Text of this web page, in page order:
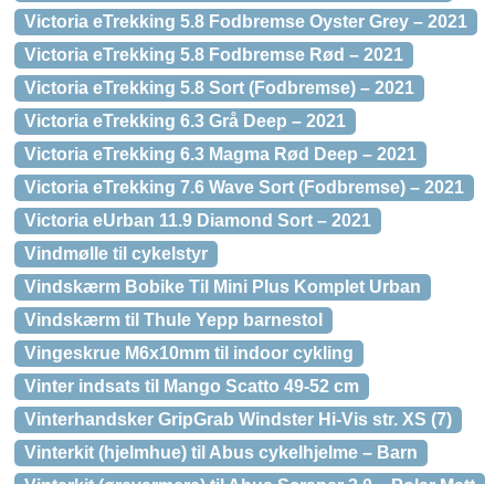
Victoria eTrekking 5.8 Fodbremse Oyster Grey – 2021
Victoria eTrekking 5.8 Fodbremse Rød – 2021
Victoria eTrekking 5.8 Sort (Fodbremse) – 2021
Victoria eTrekking 6.3 Grå Deep – 2021
Victoria eTrekking 6.3 Magma Rød Deep – 2021
Victoria eTrekking 7.6 Wave Sort (Fodbremse) – 2021
Victoria eUrban 11.9 Diamond Sort – 2021
Vindmølle til cykelstyr
Vindskærm Bobike Til Mini Plus Komplet Urban
Vindskærm til Thule Yepp barnestol
Vingeskrue M6x10mm til indoor cykling
Vinter indsats til Mango Scatto 49-52 cm
Vinterhandsker GripGrab Windster Hi-Vis str. XS (7)
Vinterkit (hjelmhue) til Abus cykelhjelme – Barn